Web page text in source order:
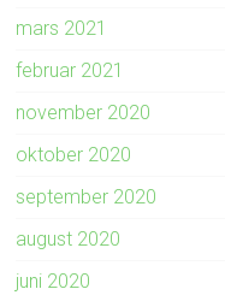
mars 2021
februar 2021
november 2020
oktober 2020
september 2020
august 2020
juni 2020